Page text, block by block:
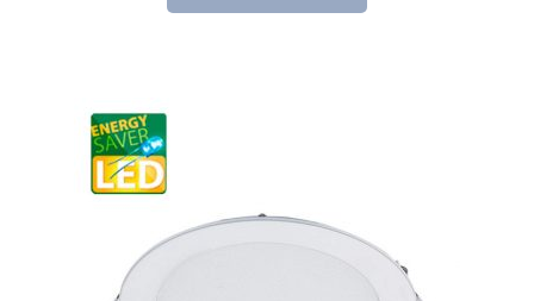
55,10 € 36,98 €.